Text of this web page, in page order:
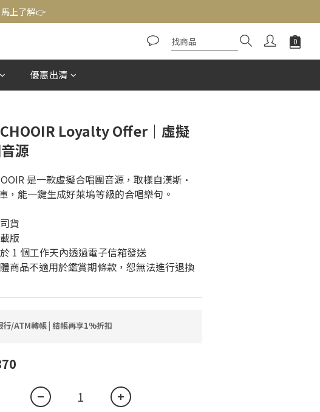
上了解👉
上了解👉
上了解👉
優惠出清
Loyalty Offer｜虛擬
源
是一款虛擬合唱團音源，取樣自漢斯•
，能一鍵生成好萊塢等級的合唱樂句。
貨
版
1 個工作天內透過電子信箱發送
商品不適用於鑑賞期條款，恕無法進行退換
行/ATM轉帳 | 結帳再享1%折扣
立即購買